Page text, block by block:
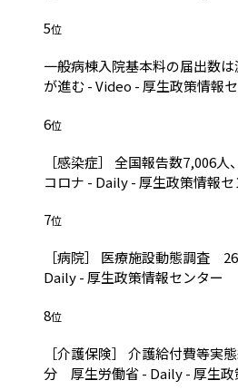
5位
一般病棟入院基本料の届出数
が進む - Video - 厚生政策情報
6位
［感染症］ 全国報告数7,006
コロナ - Daily - 厚生政策情報セ
7位
［病院］ 医療施設動態調査
Daily - 厚生政策情報センター
8位
［介護保険］ 介護給付費等
分 厚生労働省 - Daily - 厚生政